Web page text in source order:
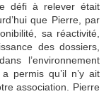
défi à relever était
que Pierre, par
sa réactivité,
des dossiers,
l’environnement
permis qu’il n’y ait
association. Pierre